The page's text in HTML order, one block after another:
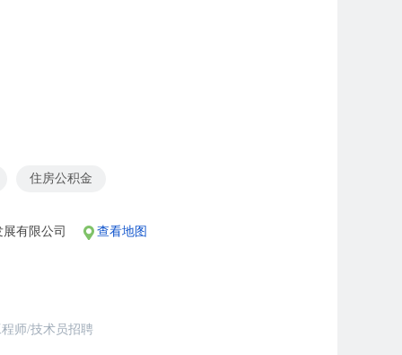
住房公积金
有限公司 查看地图
师/技术员招聘